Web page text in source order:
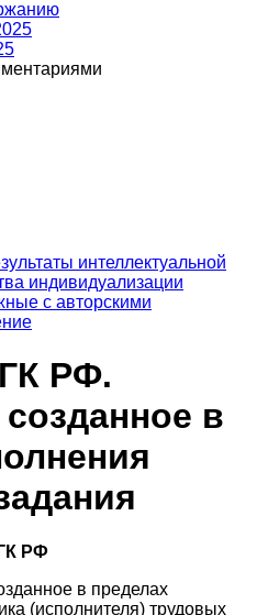
интеллектуальной
индивидуализации
с авторскими
РФ.
в
РФ
в пределах
(исполнителя) трудовых